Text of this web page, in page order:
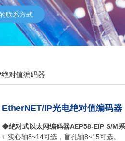
联系方式
对值编码器
EtherNET/IP光电绝对值编码器
◆绝对式以太网编码器AEP58-EIP S/M
+ 实心轴8~14可选，盲孔轴8~15可选。